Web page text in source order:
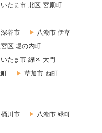
いたま市 北区 宮原町
深谷市
八潮市 伊草
区 堀の内町
いたま市 緑区 大門
草加市 西町
桶川市
八潮市 緑町